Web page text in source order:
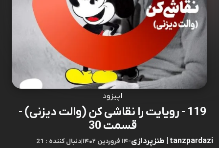
اپیزود
119 - رویایت را نقاشی کن (والت دیزنی) -
قسمت 30
tanzpardazi | طنزپردازی -۱۴ فروردین ۱۴۰۲ |21 : دنبال کننده